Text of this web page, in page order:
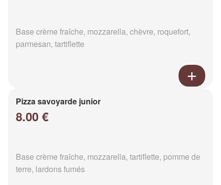
Base crème fraîche, mozzarella, chèvre, roquefort,
parmesan, tartiflette
Pizza savoyarde junior
8.00 €
Base crème fraîche, mozzarella, tartiflette, pomme de
terre, lardons fumés